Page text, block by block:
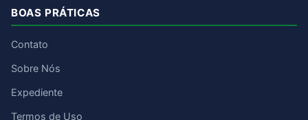
BOAS PRÁTICAS
Contato
Sobre Nós
Expediente
Termos de Uso